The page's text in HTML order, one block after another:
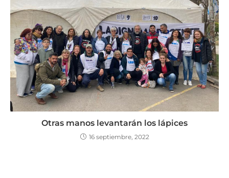
Otras manos levantarán los lápices
16 septiembre, 2022